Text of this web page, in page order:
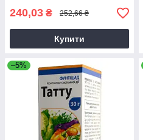
240,03 ₴ 252,66 ₴
Купити
–5%